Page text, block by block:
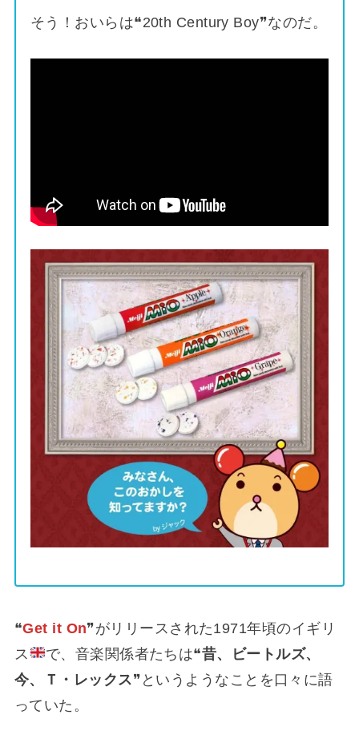
そう！おいらは❝20th Century Boy❞なのだ。
❝Get it On❞がリリースされた1971年頃のイギリ
ス
で、音楽関係者たちは❝昔、ビートルズ、
今、Ｔ・レックス❞というようなことを口々に語
っていた。